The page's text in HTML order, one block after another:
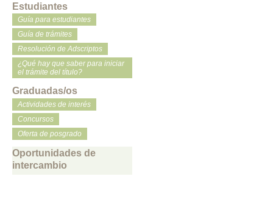
Estudiantes
Guía para estudiantes
Guía de trámites
Resolución de Adscriptos
¿Qué hay que saber para iniciar
el trámite del título?
Graduadas/os
Actividades de interés
Concursos
Oferta de posgrado
Oportunidades de
intercambio